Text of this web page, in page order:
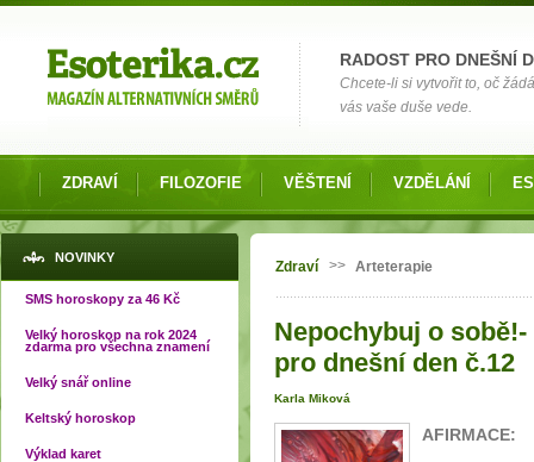
RADOST PRO DNEŠNÍ
Chcete-li si vytvořit to, oč
vás vaše duše vede.
ZDRAVÍ FILOZOFIE VĚŠTENÍ VZDĚLÁNÍ
NOVINKY
SMS horoskopy za 46 Kč
Velký horoskop na rok 2024
zdarma pro všechna znamení
Velký snář online
Keltský horoskop
Výklad karet
Jste zde
Zdraví >> Arteterapie
Nepochybuj o
pro dnešní den č.12
Karla Miková
AFIRMACE: